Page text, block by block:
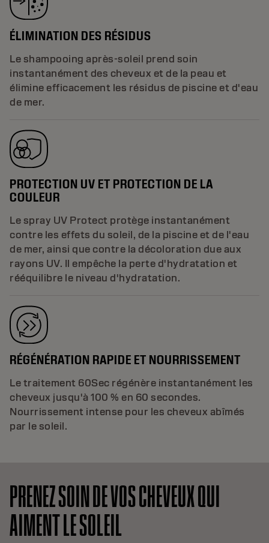
ÉLIMINATION DES RÉSIDUS
Le shampooing après-soleil prend soin
instantanément des cheveux et de la peau et
élimine efficacement les résidus de piscine et d'eau
de mer.
PROTECTION UV ET PROTECTION DE LA
COULEUR
Le spray UV Protect protège instantanément
contre les effets du soleil, de la piscine et de l'eau
de mer, ainsi que contre la décoloration due aux
rayons UV. Il empêche la perte d'hydratation et
rééquilibre le niveau d'hydratation.
RÉGÉNÉRATION RAPIDE ET NOURRISSEMENT
Le traitement 60Sec régénère instantanément les
cheveux jusqu'à 100 % en 60 secondes.
Nourrissement intense pour les cheveux abîmés
par le soleil.
PRENEZ SOIN DE VOS CHEVEUX QUI
AIMENT LE SOLEIL